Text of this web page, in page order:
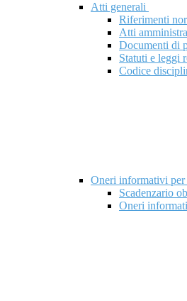
Atti generali
Riferimenti
Atti
Documenti di
Statuti e leggi
Codice
Oneri informativi per
Scadenzario
Oneri